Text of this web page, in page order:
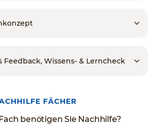
Feedback, Wissens- & Lerncheck
FÄCHER
benötigen Sie Nachhilfe?